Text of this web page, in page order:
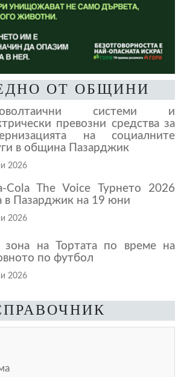
ОТ ОБЩИНИ
системи и
превозни средства за
на социалните
в община Пазарджик
2026
Cola The Voice Турнето 2026
в Пазарджик на 19 юни
2026
на Тортата по време на
по футбол
2026